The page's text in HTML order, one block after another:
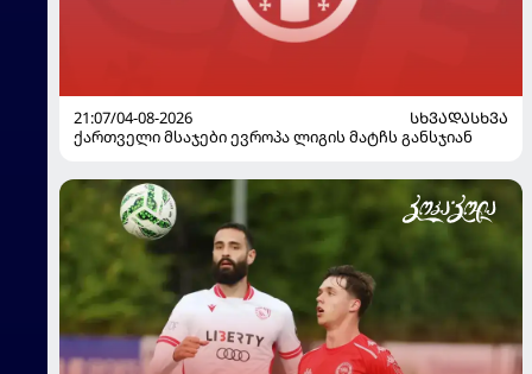
21:07/04-08-2026
ᲡᲮᲕᲐᲓᲐᲡᲮᲕᲐ
ქართველი მსაჯები ევროპა ლიგის მატჩს განსჯიან